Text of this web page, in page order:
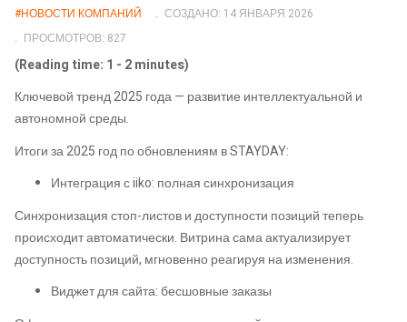
#НОВОСТИ КОМПАНИЙ
СОЗДАНО: 14 ЯНВАРЯ 2026
ПРОСМОТРОВ: 827
(Reading time: 1 - 2 minutes)
Ключевой тренд 2025 года — развитие интеллектуальной и
автономной среды.
Итоги за 2025 год по обновлениям в STAYDAY:
Интеграция с iiko: полная синхронизация
Синхронизация стоп-листов и доступности позиций теперь
происходит автоматически. Витрина сама актуализирует
доступность позиций, мгновенно реагируя на изменения.
Виджет для сайта: бесшовные заказы